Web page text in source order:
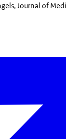
Journal of